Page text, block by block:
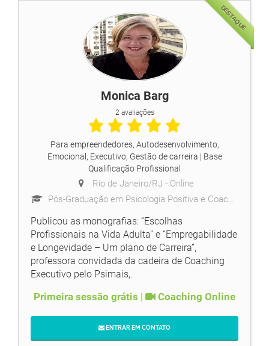
DESTAQUE
Monica Barg
2 avaliações
Para empreendedores, Autodesenvolvimento,
Emocional, Executivo, Gestão de carreira | Base
Qualificação Profissional
Rio de Janeiro/RJ - Online
Pós-Graduação em Psicologia Positiva e Coaching (Cândido Mendes) e Pós Graduação em Gestão de Pessoa
Publicou as monografias: “Escolhas
Profissionais na Vida Adulta” e “Empregabilidade
e Longevidade – Um plano de Carreira”,
professora convidada da cadeira de Coaching
Executivo pelo Psimais,.
Primeira sessão grátis | Coaching Online
ENTRAR EM CONTATO